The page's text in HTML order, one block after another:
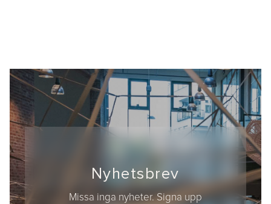
Nyhetsbrev
Missa inga nyheter. Signa upp